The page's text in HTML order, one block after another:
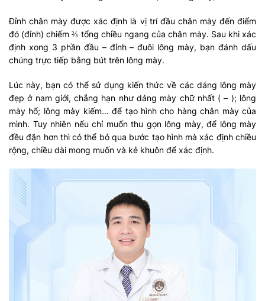
Đỉnh chân mày được xác định là vị trí đầu chân mày đến điểm
đó (đỉnh) chiếm ⅔ tổng chiều ngang của chân mày. Sau khi xác
định xong 3 phần đầu – đỉnh – đuôi lông mày, bạn đánh dấu
chúng trực tiếp bằng bút trên lông mày.
Lúc này, bạn có thể sử dụng kiến thức về các dáng lông mày
đẹp ở nam giới, chẳng hạn như dáng mày chữ nhất ( – ); lông
mày hổ; lông mày kiếm… để tạo hình cho hàng chân mày của
mình. Tuy nhiên nếu chỉ muốn thu gọn lông mày, để lông mày
đều đặn hơn thì có thể bỏ qua bước tạo hình mà xác định chiều
rộng, chiều dài mong muốn và kẻ khuôn để xác định.